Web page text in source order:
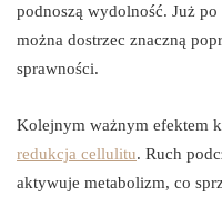
podnoszą wydolność. Już
można dostrzec znaczną
sprawności.
Kolejnym ważnym efektem
redukcja cellulitu. Ruch
aktywuje metabolizm, co